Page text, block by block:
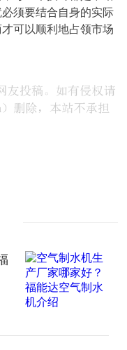
须要结合自身的实际
可以顺利地占领市场